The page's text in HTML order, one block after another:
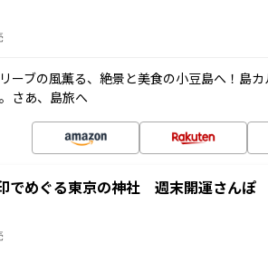
ーブの風薫る、絶景と美食の小豆島へ！島
さあ、島旅へ
でめぐる東京の神社 週末開運さんぽ